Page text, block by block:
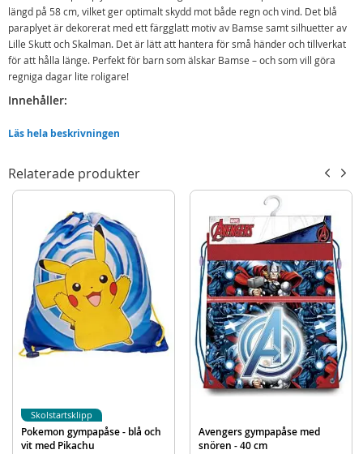
längd på 58 cm, vilket ger optimalt skydd mot både regn och vind. Det blå
paraplyet är dekorerat med ett färgglatt motiv av Bamse samt silhuetter av
Lille Skutt och Skalman. Det är lätt att hantera för små händer och tillverkat
för att hålla länge. Perfekt för barn som älskar Bamse – och som vill göra
regniga dagar lite roligare!
Innehåller:
Mått diameter: 70 cm
Mått: 58 cm (H)
Ålder: från 3 år
information
162208900
5701359815431
Varumärke Bamse
Läs hela beskrivningen
Relaterade produkter
Pokemon gympapåse - blå och
vit med Pikachu
Skolstartsklipp
Avengers gympapåse med
snören - 40 cm